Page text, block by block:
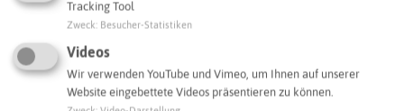
Adresse:
Hotel Pfeiffer`s Sythener Flora
Am Wehr 71
Tracking Tool
Zweck Besucher-Statistiken
Videos
Wir verwenden YouTube und Vimeo, um Ihnen auf unserer
Website eingebettete Videos präsentieren zu können.